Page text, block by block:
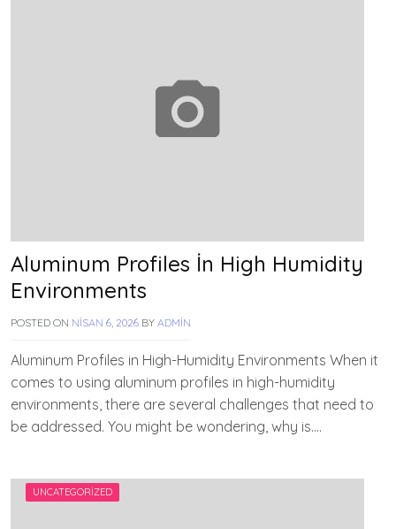
Aluminum Profiles İn High Humidity
Environments
POSTED ON NISAN 6, 2026 BY ADMIN
Aluminum Profiles in High-Humidity Environments When it
comes to using aluminum profiles in high-humidity
environments, there are several challenges that need to
be addressed. You might be wondering, why is….
UNCATEGORIZED